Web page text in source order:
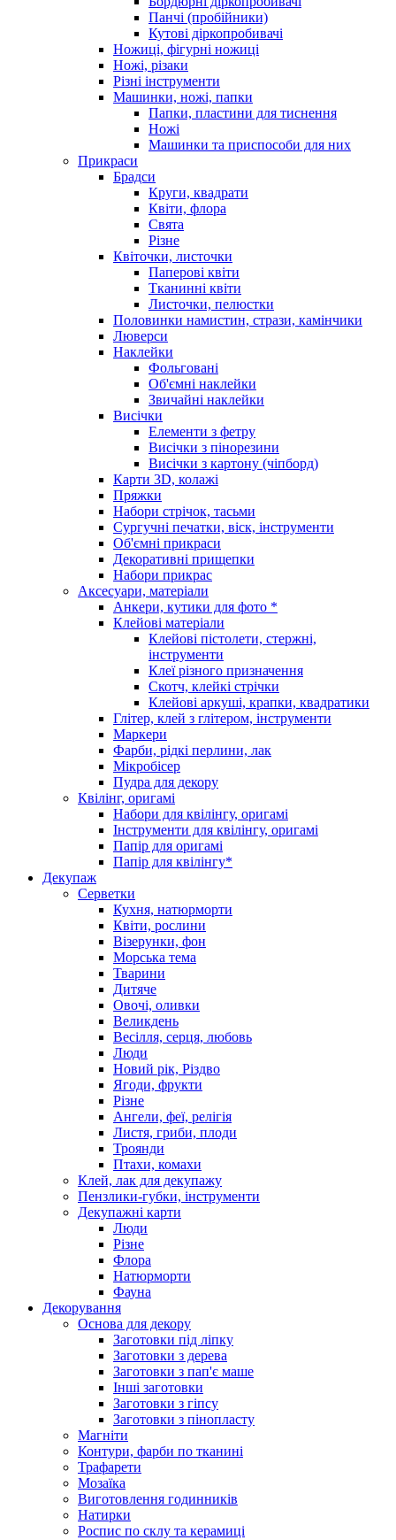
Панчі (пробійники)
Кутові діркопробивачі
Ножиці, фігурні ножиці
Ножі, різаки
Різні інструменти
Машинки, ножі, папки
Папки, пластини для тиснення
Ножі
Машинки та приспособи для них
Прикраси
Брадси
Круги, квадрати
Квіти, флора
Свята
Різне
Квіточки, листочки
Паперові квіти
Тканинні квіти
Листочки, пелюстки
Половинки намистин, стрази, камінчики
Люверси
Наклейки
Фольговані
Об'ємні наклейки
Звичайні наклейки
Висічки
Елементи з фетру
Висічки з пінорезини
Висічки з картону (чіпборд)
Карти 3D, колажі
Пряжки
Набори стрічок, тасьми
Сургучні печатки, віск, інструменти
Об'ємні прикраси
Декоративні прищепки
Набори прикрас
Аксесуари, матеріали
Анкери, кутики для фото *
Клейові матеріали
Клейові пістолети, стержні,
інструменти
Клеї різного призначення
Скотч, клейкі стрічки
Клейові аркуші, крапки, квадратики
Глітер, клей з глітером, інструменти
Маркери
Фарби, рідкі перлини, лак
Мікробісер
Пудра для декору
Квілінг, оригамі
Набори для квілінгу, оригамі
Інструменти для квілінгу, оригамі
Папір для оригамі
Папір для квілінгу*
Декупаж
Серветки
Кухня, натюрморти
Квіти, рослини
Візерунки, фон
Морська тема
Тварини
Дитяче
Овочі, оливки
Великдень
Весілля, серця, любовь
Люди
Новий рік, Різдво
Ягоди, фрукти
Різне
Ангели, феї, релігія
Листя, гриби, плоди
Троянди
Птахи, комахи
Клей, лак для декупажу
Пензлики-губки, інструменти
Декупажні карти
Люди
Різне
Флора
Натюрморти
Фауна
Декорування
Основа для декору
Заготовки під ліпку
Заготовки з дерева
Заготовки з пап'є маше
Інші заготовки
Заготовки з гіпсу
Заготовки з пінопласту
Магніти
Контури, фарби по тканині
Трафарети
Мозаїка
Виготовлення годинників
Натирки
Роспис по склу та керамиці